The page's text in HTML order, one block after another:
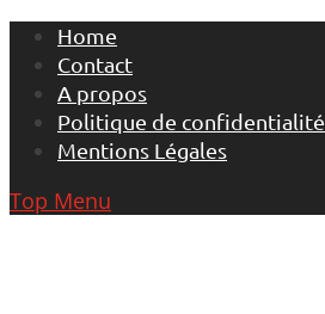
Skip
content
Home
Contact
A propos
Politique de confidentialité
Mentions Légales
Top Menu